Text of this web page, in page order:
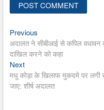
Post
navigation
PreviousPrevious
post:
अदालत ने सीबीआई से कपिल वधावन
दाखिल करने को कहा
NextNext
post:
मधु कोड़ा के खिलाफ मुकदमे पर लगी
जाए: शीर्ष अदालत